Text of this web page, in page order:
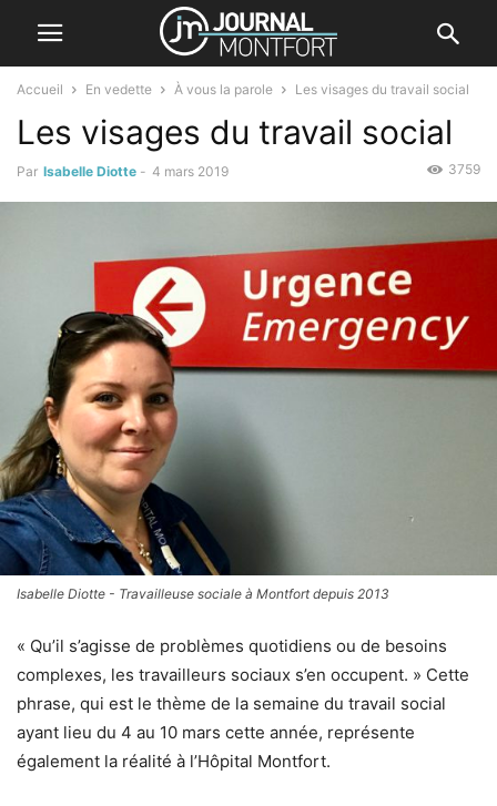
Accueil En vedette À vous la parole Les visages du travail social
Les visages du travail social
Par Isabelle Diotte - 4 mars 2019 3759
Isabelle Diotte - Travailleuse sociale à Montfort depuis 2013
« Qu’il s’agisse de problèmes quotidiens ou de besoins
complexes, les travailleurs sociaux s’en occupent. » Cette
phrase, qui est le thème de la semaine du travail social
ayant lieu du 4 au 10 mars cette année, représente
également la réalité à l’Hôpital Montfort.